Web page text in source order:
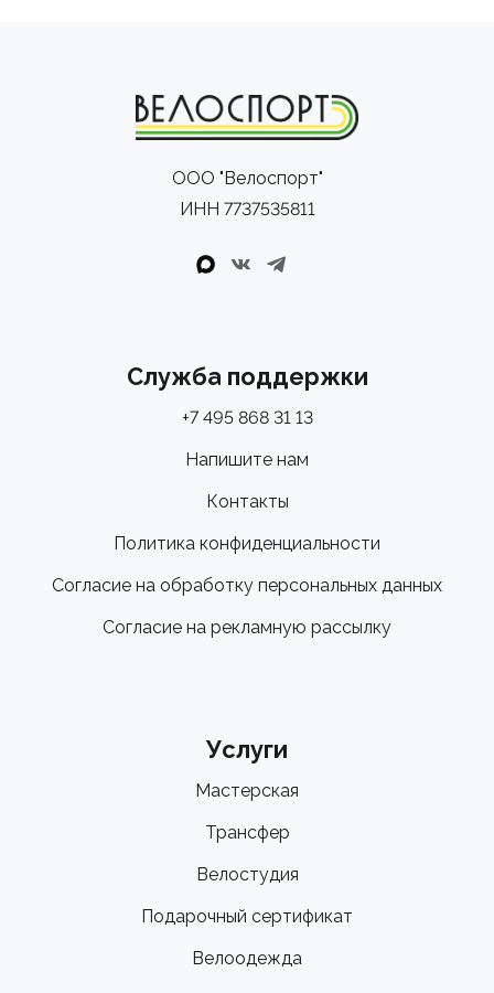
ООО "Велоспорт"
ИНН 7737535811
Служба поддержки
+7 495 868 31 13
Напишите нам
Контакты
Политика конфиденциальности
Согласие на обработку персональных данных
Согласие на рекламную рассылку
Услуги
Мастерская
Трансфер
Велостудия
Подарочный сертификат
Велоодежда